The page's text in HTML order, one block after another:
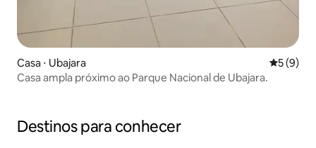
Casa ⋅ Ubajara 5 de
5 (9)
Casa ampla próximo ao Parque Nacional de Ubajara.
Destinos para conhecer